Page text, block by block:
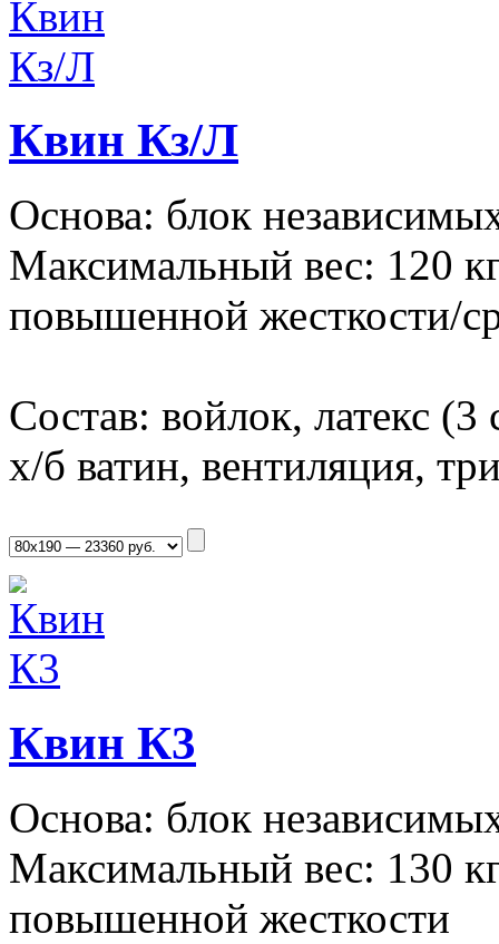
Квин Кз/Л
Основа: блок
Максимальный вес: 120
повышенной жесткости/
Состав: войлок, латекс
х/б ватин, вентиляция,
Квин К3
Основа: блок
Максимальный вес: 130
повышенной жесткости